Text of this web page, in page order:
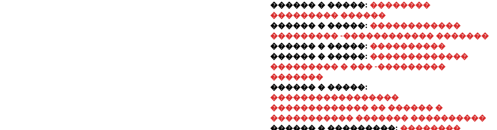
������ � �����: ��������
��������� ������
������ � �����: ������������
��������� -������������ �������
������ � �����: ����������
������ � �����: �������������
��������� � ��� -���������
�������
������ � �����:
�����������������
������������� �� ������ �
����������� ������� ����������
������ � ���������: ��������